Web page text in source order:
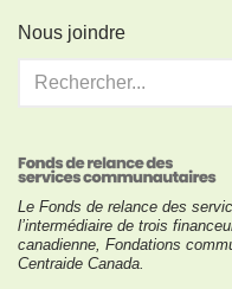
Nous joindre
Le Fonds de relance des
l’intermédiaire de trois
canadienne, Fondations
Centraide Canada.